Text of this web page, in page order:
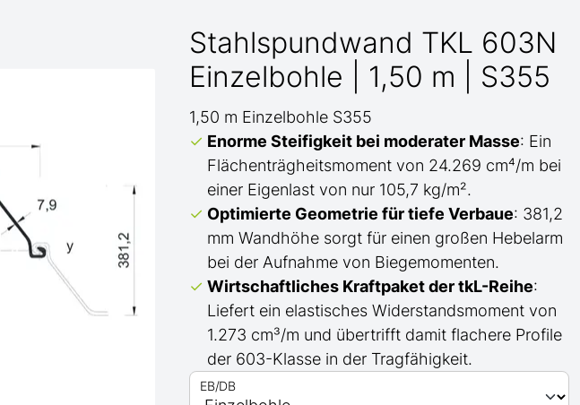
Stahlspundwand TKL 603N
Einzelbohle | 1,50 m | S355
1,50 m Einzelbohle S355
Enorme Steifigkeit bei moderater Masse: Ein
Flächenträgheitsmoment von 24.269 cm⁴/m bei
einer Eigenlast von nur 105,7 kg/m².
Optimierte Geometrie für tiefe Verbaue: 381,2
mm Wandhöhe sorgt für einen großen Hebelarm
bei der Aufnahme von Biegemomenten.
Wirtschaftliches Kraftpaket dertkL-Reihe:
Liefert ein elastisches Widerstandsmoment von
1.273 cm³/m und übertrifft damit flachere Profile
der 603-Klasse in der Tragfähigkeit.
EB/DB